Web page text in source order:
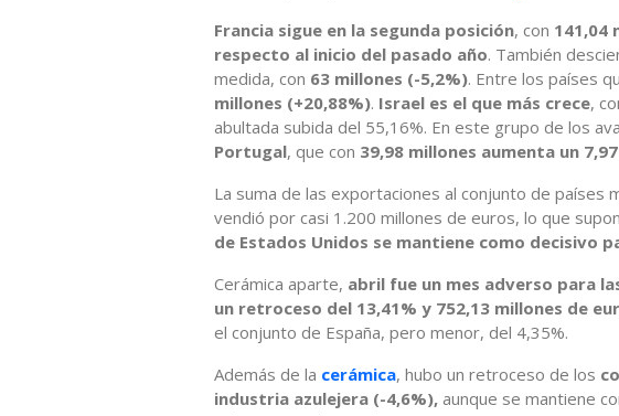
Francia sigue en la segunda posición, con 141,04
respecto al inicio del pasado año. También
medida, con 63 millones (-5,2%). Entre los países
millones (+20,88%). Israel es el que más crece,
abultada subida del 55,16%. En este grupo de los
Portugal, que con 39,98 millones aumenta un
La suma de las exportaciones al conjunto de países
vendió por casi 1.200 millones de euros, lo que
de Estados Unidos se mantiene como decisivo
Cerámica aparte, abril fue un mes adverso para
un retroceso del 13,41% y 752,13 millones de
el conjunto de España, pero menor, del 4,35%.
Además de la cerámica, hubo un retroceso de los
industria azulejera (-4,6%), aunque se mantiene